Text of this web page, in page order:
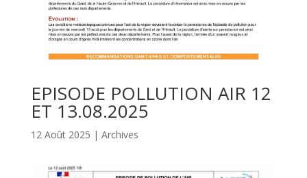
EPISODE POLLUTION AIR 12
ET 13.08.2025
12 Août 2025 | Archives